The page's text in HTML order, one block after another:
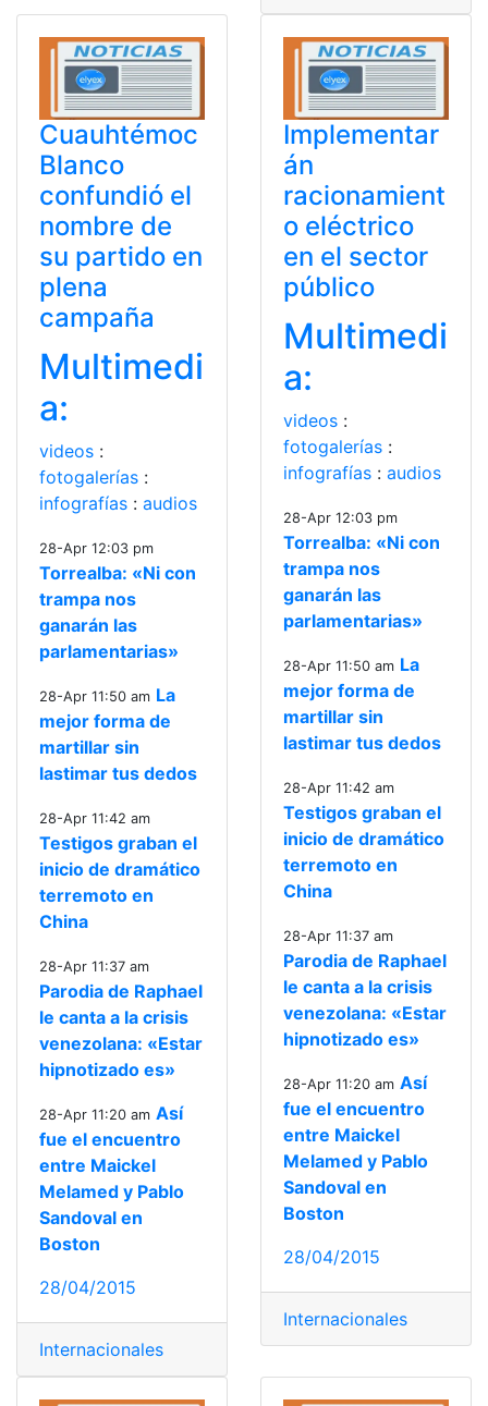
Cuauhtémoc
Blanco
confundió el
nombre de
su partido en
plena
campaña
Multimedi
a:
videos :
fotogalerías :
infografías : audios
28-Apr 12:03 pm
Torrealba: «Ni con
trampa nos
ganarán las
parlamentarias»
28-Apr 11:50 am La
mejor forma de
martillar sin
lastimar tus dedos
28-Apr 11:42 am
Testigos graban el
inicio de dramático
terremoto en
China
28-Apr 11:37 am
Parodia de Raphael
le canta a la crisis
venezolana: «Estar
hipnotizado es»
28-Apr 11:20 am Así
fue el encuentro
entre Maickel
Melamed y Pablo
Sandoval en
Boston
28/04/2015
Internacionales
Implementar
án
racionamient
o eléctrico
en el sector
público
Multimedi
a:
videos :
fotogalerías :
infografías : audios
28-Apr 12:03 pm
Torrealba: «Ni con
trampa nos
ganarán las
parlamentarias»
28-Apr 11:50 am La
mejor forma de
martillar sin
lastimar tus dedos
28-Apr 11:42 am
Testigos graban el
inicio de dramático
terremoto en
China
28-Apr 11:37 am
Parodia de Raphael
le canta a la crisis
venezolana: «Estar
hipnotizado es»
28-Apr 11:20 am Así
fue el encuentro
entre Maickel
Melamed y Pablo
Sandoval en
Boston
28/04/2015
Internacionales